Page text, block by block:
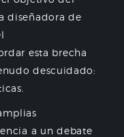
diseñadora de
esta brecha
descuidado:
a un debate